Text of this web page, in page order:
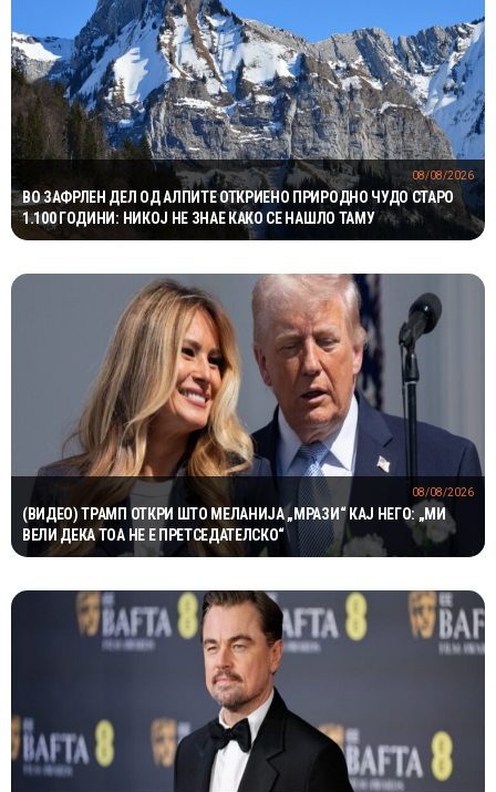
ВО ЗАФРЛЕН ДЕЛ ОД АЛПИТЕ ОТКРИЕНО ПРИРОДНО ЧУДО СТАРО
1.100 ГОДИНИ: НИКОЈ НЕ ЗНАЕ КАКО СЕ НАШЛО ТАМУ
08/08/2026
(ВИДЕО) ТРАМП ОТКРИ ШТО МЕЛАНИЈА „МРАЗИ“ КАЈ НЕГО: „МИ
ВЕЛИ ДЕКА ТОА НЕ Е ПРЕТСЕДАТЕЛСКО“
08/08/2026